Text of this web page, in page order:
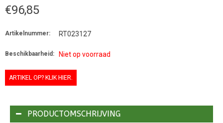
€96,85
Artikelnummer: RT023127
Beschikbaarheid: Niet op voorraad
ARTIKEL OP? KLIK HIER.
PRODUCTOMSCHRIJVING